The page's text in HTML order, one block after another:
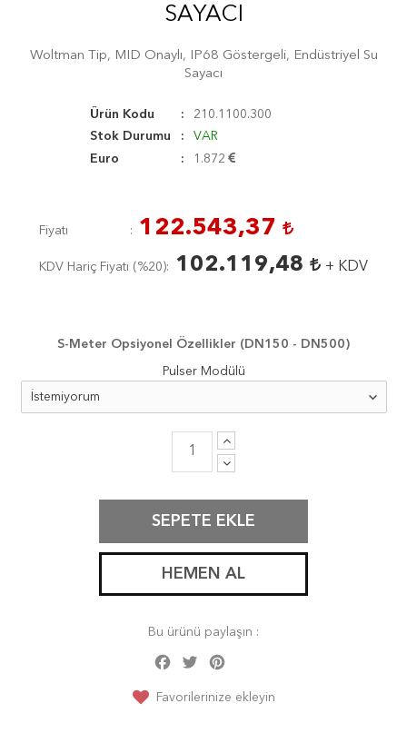
SAYACI
Woltman Tip, MID Onaylı, IP68 Göstergeli, Endüstriyel Su
Sayacı
Ürün Kodu
210.1100.300
Stok Durumu
VAR
Euro
1.872
Fiyatı 122.543,37
KDV Hariç Fiyatı (%20) 102.119,48 + KDV
S-Meter Opsiyonel Özellikler (DN150 - DN500)
Pulser Modülü
SEPETE EKLE
HEMEN AL
Bu ürünü paylaşın :
Facebook
Twitter
Favorilerinize ekleyin